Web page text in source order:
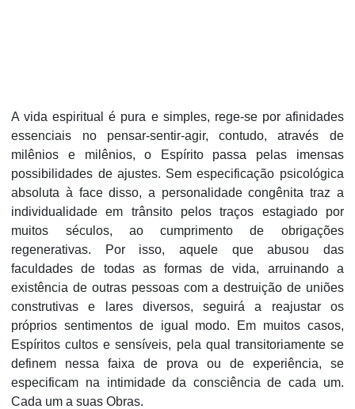
A vida espiritual é pura e simples, rege-se por afinidades
essenciais no pensar-sentir-agir, contudo, através de
milênios e milênios, o Espírito passa pelas imensas
possibilidades de ajustes. Sem especificação psicológica
absoluta à face disso, a personalidade congênita traz a
individualidade em trânsito pelos traços estagiado por
muitos séculos, ao cumprimento de obrigações
regenerativas. Por isso, aquele que abusou das
faculdades de todas as formas de vida, arruinando a
existência de outras pessoas com a destruição de uniões
construtivas e lares diversos, seguirá a reajustar os
próprios sentimentos de igual modo. Em muitos casos,
Espíritos cultos e sensíveis, pela qual transitoriamente se
definem nessa faixa de prova ou de experiência, se
especificam na intimidade da consciência de cada um.
Cada um a suas Obras.